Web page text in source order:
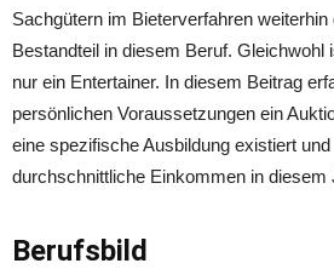
Sachgütern im Bieterverfahren
Bestandteil in diesem Beruf. Gleichwohl
nur ein Entertainer. In diesem Beitrag
persönlichen Voraussetzungen ein
eine spezifische Ausbildung existiert
durchschnittliche Einkommen in diesem
Berufsbild